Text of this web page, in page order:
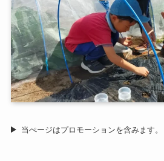
当ぺージはプロモーションを含みます。